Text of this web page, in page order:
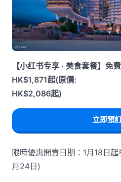
【小红书专享 · 美食套餐】免
HK$1,871起(原價:
HK$2,086起)
立即預
限時優惠開賣日期：1月18日
月24日)